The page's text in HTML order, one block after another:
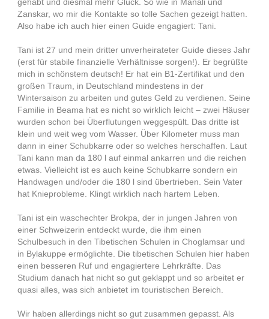
Zanskar, wo mir die Kontakte so tolle Sachen gezeigt hatten.
Also habe ich auch hier einen Guide engagiert: Tani.
Tani ist 27 und mein dritter unverheirateter Guide dieses Jahr
(erst für stabile finanzielle Verhältnisse sorgen!). Er begrüßte
mich in schönstem deutsch! Er hat ein B1-Zertifikat und den
großen Traum, in Deutschland mindestens in der
Wintersaison zu arbeiten und gutes Geld zu verdienen. Seine
Familie in Beama hat es nicht so wirklich leicht – zwei Häuser
wurden schon bei Überflutungen weggespült. Das dritte ist
klein und weit weg vom Wasser. Über Kilometer muss man
dann in einer Schubkarre oder so welches herschaffen. Laut
Tani kann man da 180 l auf einmal ankarren und die reichen
etwas. Vielleicht ist es auch keine Schubkarre sondern ein
Handwagen und/oder die 180 l sind übertrieben. Sein Vater
hat Knieprobleme. Klingt wirklich nach hartem Leben.
Tani ist ein waschechter Brokpa, der in jungen Jahren von
einer Schweizerin entdeckt wurde, die ihm einen
Schulbesuch in den Tibetischen Schulen in Choglamsar und
in Bylakuppe ermöglichte. Die tibetischen Schulen hier haben
einen besseren Ruf und engagiertere Lehrkräfte. Das
Studium danach hat nicht so gut geklappt und so arbeitet er
quasi alles, was sich anbietet im touristischen Bereich.
Wir haben allerdings nicht so gut zusammen gepasst. Als